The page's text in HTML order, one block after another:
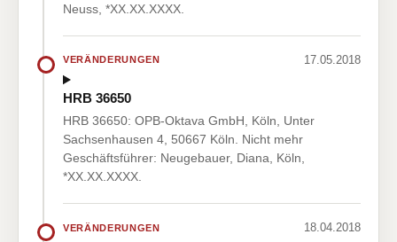
Neuss, *XX.XX.XXXX.
VERÄNDERUNGEN 17.05.2018
HRB 36650
HRB 36650: OPB-Oktava GmbH, Köln, Unter
Sachsenhausen 4, 50667 Köln. Nicht mehr
Geschäftsführer: Neugebauer, Diana, Köln,
*XX.XX.XXXX.
VERÄNDERUNGEN 18.04.2018